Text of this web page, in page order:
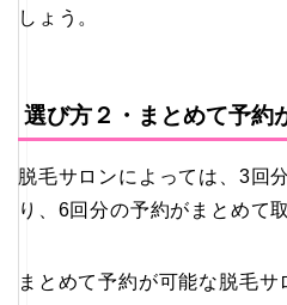
しょう。
選び方２・まとめて予約
脱毛サロンによっては、3回
り、6回分の予約がまとめて
まとめて予約が可能な脱毛サ